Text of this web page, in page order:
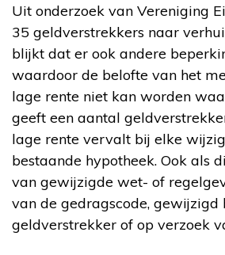
Uit onderzoek van Vereniging
35 geldverstrekkers naar
blijkt dat er ook andere
waardoor de belofte van het
lage rente niet kan worden
geeft een aantal
lage rente vervalt bij elke
bestaande hypotheek. Ook als
van gewijzigde wet- of
van de gedragscode, gewijzigd
geldverstrekker of op verzoek